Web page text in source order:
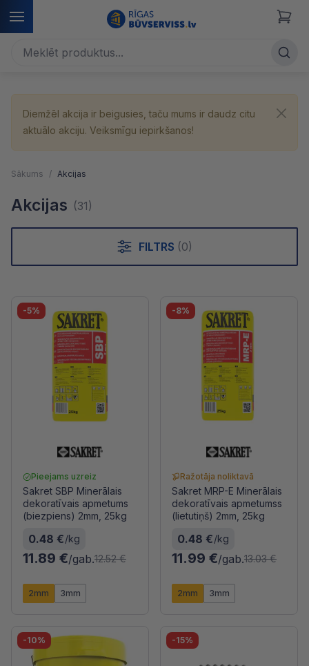
Diemžēl akcija ir beigusies, taču mums ir daudz citu
aktuālo akciju. Veiksmīgu iepirkšanos!
Sākums Akcijas
Akcijas (31)
FILTRS (0)
-5%
Pieejams uzreiz
Sakret SBP Minerālais
dekoratīvais apmetums
(biezpiens) 2mm, 25kg
0.48 €/kg
11.89 €/gab.12.52 €
2mm 3mm
-8%
Ražotāja noliktavā
Sakret MRP-E Minerālais
dekoratīvais apmetumss
(lietutiņš) 2mm, 25kg
0.48 €/kg
11.99 €/gab.13.03 €
2mm 3mm
-10% -15%